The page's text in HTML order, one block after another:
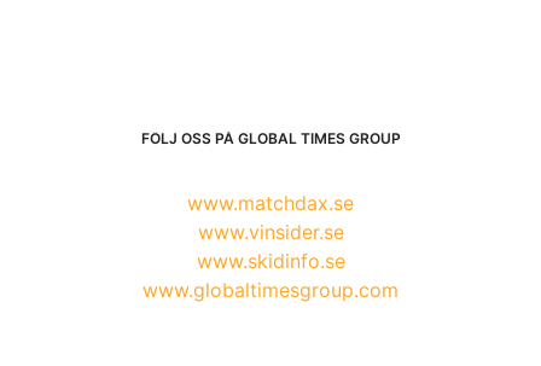
FÖLJ OSS PÅ GLOBAL TIMES GROUP
www.matchdax.se
www.vinsider.se
www.skidinfo.se
www.globaltimesgroup.com